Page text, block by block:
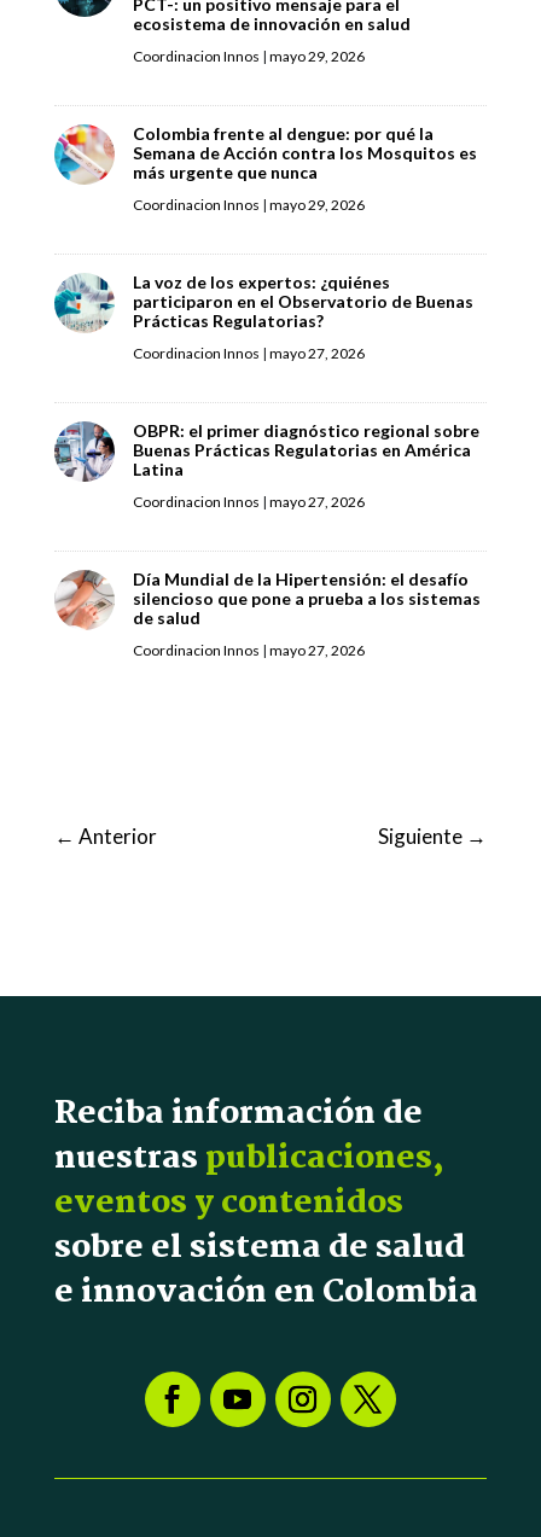
ecosistema de innovación en salud
Coordinacion Innos | mayo 29, 2026
Colombia frente al dengue: por qué la
Semana de Acción contra los Mosquitos es
más urgente que nunca
Coordinacion Innos | mayo 29, 2026
La voz de los expertos: ¿quiénes
participaron en el Observatorio de Buenas
Prácticas Regulatorias?
Coordinacion Innos | mayo 27, 2026
OBPR: el primer diagnóstico regional sobre
Buenas Prácticas Regulatorias en América
Latina
Coordinacion Innos | mayo 27, 2026
Día Mundial de la Hipertensión: el desafío
silencioso que pone a prueba a los sistemas
de salud
Coordinacion Innos | mayo 27, 2026
← Anterior Siguiente →
Reciba información de
nuestraspublicaciones,
eventos y contenidos
sobre el sistema de salud
e innovación en Colombia